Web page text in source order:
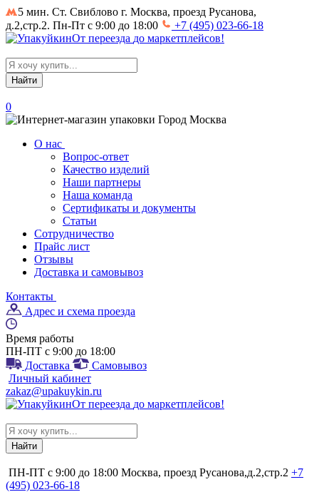
5 мин. Ст. Свиблово г. Москва, проезд Русанова,
д.2,стр.2. Пн-Пт с 9:00 до 18:00
+7 (495) 023-66-18
От переезда до маркетплейсов!
Search
for:
0
Город Москва
О нас
Вопрос-ответ
Качество изделий
Наши партнеры
Наша команда
Сертификаты и документы
Статьи
Сотрудничество
Прайс лист
Отзывы
Доставка и самовывоз
Контакты
Адрес и схема проезда
Время работы
ПН-ПТ с 9:00 до 18:00
Доставка
Самовывоз
Личный кабинет
zakaz@upakuykin.ru
От переезда до маркетплейсов!
Search
for:
ПН-ПТ с 9:00 до 18:00 Москва, проезд Русанова,д.2,стр.2 +7
(495) 023-66-18